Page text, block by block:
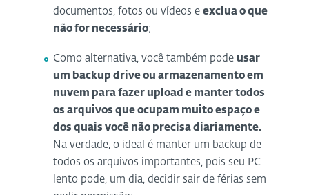
documentos, fotos ou vídeos eexclua o que
não for necessário;
Como alternativa, você também pode usar
um backup drive ou armazenamento em
nuvem para fazer upload e manter todos
os arquivos que ocupam muito espaço e
dos quais você não precisa diariamente.
Na verdade, o ideal é manter um backup de
todos os arquivos importantes, pois seu PC
lento pode, um dia, decidir sair de férias sem